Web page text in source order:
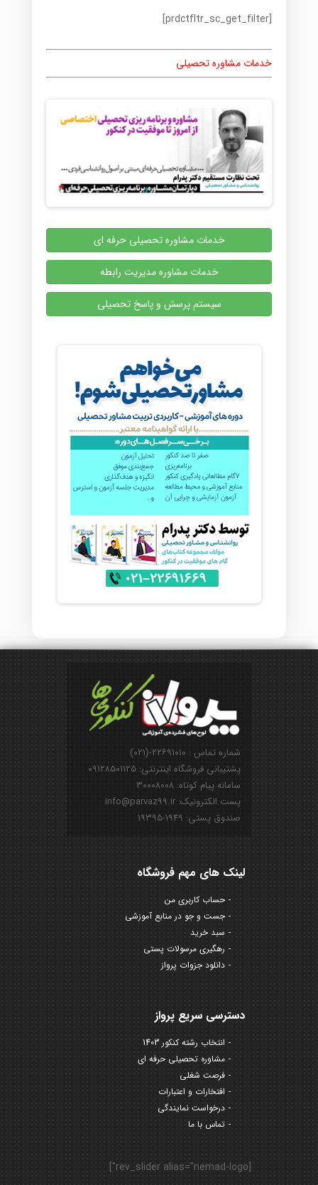
[prdctfltr_sc_get_filter]
خدمات مشاوره تحصیلی
خدمات مشاوره تحصیلی حرفه ای
خدمات مشاوره مدیریت رابطه
سیستم پرسش و پاسخ تحصیلی
شماره تماس : ۲۲۶۹۱۰۱۰-(۰۲۱)
پشتیبانی فروشگاه اینترنتی: ۰۹۱۲۸۵۰۱۱۲۵
سامانه پیام کوتاه: ۳۰۰۰۸۰۰۸
پست الکترونیک: info@parvaz99.ir
صندوق پستی: ۱۹۴۹-۱۹۳۹۵
لینک های مهم فروشگاه
حساب کاربری من
جست و جو در منابع آموزشی
سبد خرید
رهگیری مرسولات پستی
دانلود جزوات پرواز
دسترسی سریع پرواز
انتخاب رشته کنکور 1403
مشاوره تحصیلی حرفه ای
فرصت شغلی
افتخارات و اعتبارات
درخواست نمایندگی
تماس با ما
[rev_slider alias="nemad-logo"]